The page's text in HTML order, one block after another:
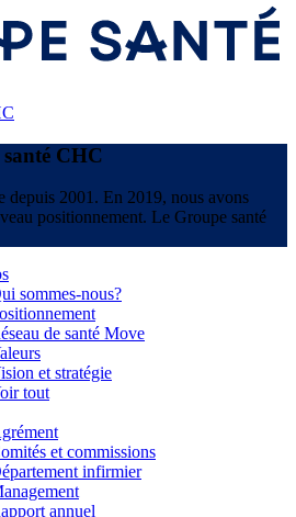
CHC
depuis 2001. En 2019, nous avons
positionnement. Le Groupe santé
sommes-nous?
de santé Move
et stratégie
tout
et commissions
infirmier
annuel